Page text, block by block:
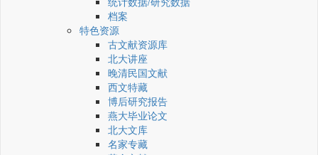
档案
特色资源
古文献资源库
北大讲座
晚清民国文献
西文特藏
博后研究报告
燕大毕业论文
北大文库
名家专藏